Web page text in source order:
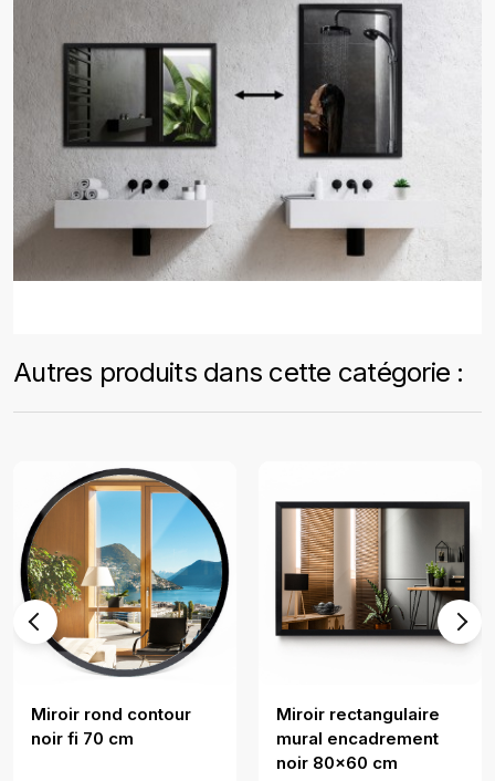
Autres produits dans cette catégorie :
Miroir rond contour
noir fi 70 cm
Miroir rectangulaire
mural encadrement
noir 80x60 cm